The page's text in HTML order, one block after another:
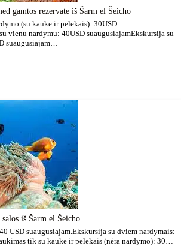
gamtos rezervate iš Šarm el Šeicho
(su kauke ir pelekais): 30USD
vienu nardymu: 40USD suaugusiajamEkskursija su
suaugusiajam…
iš Šarm el Šeicho
USD suaugusiajam.Ekskursija su dviem nardymais:
tik su kauke ir pelekais (nėra nardymo): 30…